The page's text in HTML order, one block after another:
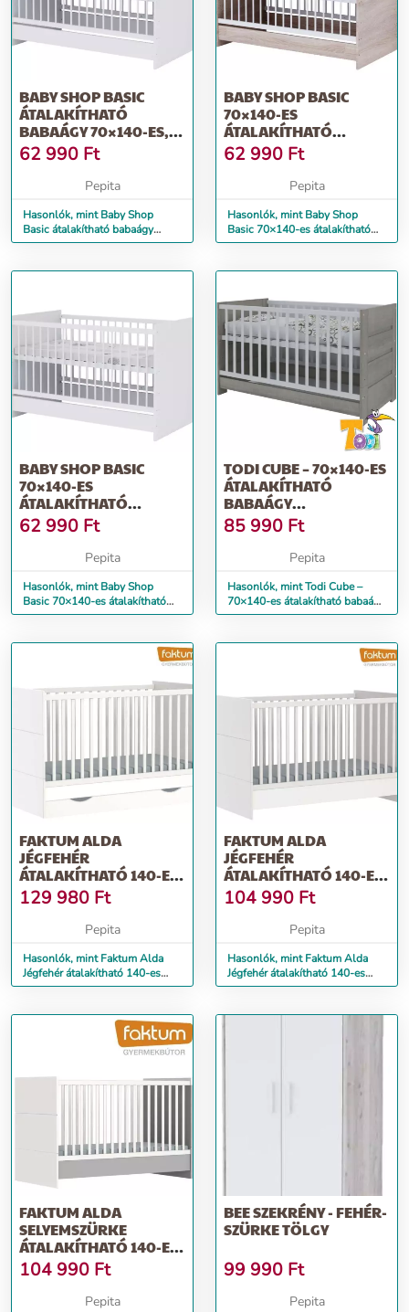
BABY SHOP BASIC
ÁTALAKÍTHATÓ
BABAÁGY 70×140-ES,
BORDÁZOTT FEHÉR
62 990 Ft
Pepita
Hasonlók, mint Baby Shop
Basic átalakítható babaágy
70×140-es, bordázott fehér
BABY SHOP BASIC
70×140-ES
ÁTALAKÍTHATÓ
BABAÁGY - SONOMA
TÖLGY
62 990 Ft
Pepita
Hasonlók, mint Baby Shop
Basic 70×140-es átalakítható
babaágy - sonoma tölgy
BABY SHOP BASIC
70×140-ES
ÁTALAKÍTHATÓ
BABAÁGY -
BORDÁZOTT FEHÉR
62 990 Ft
Pepita
Hasonlók, mint Baby Shop
Basic 70×140-es átalakítható
babaágy - bordázott fehér
TODI CUBE – 70×140-ES
ÁTALAKÍTHATÓ
BABAÁGY
(HAMUSZÜRKE TÖLGY
– MA...
85 990 Ft
Pepita
Hasonlók, mint Todi Cube –
70×140-es átalakítható babaágy
(hamuszürke tölgy – ma...
FAKTUM ALDA
JÉGFEHÉR
ÁTALAKÍTHATÓ 140-ES
BABAÁGY +
ÁGYNEMŰTARTÓ...
129 980 Ft
Pepita
Hasonlók, mint Faktum Alda
Jégfehér átalakítható 140-es
babaágy + ágyneműtartó...
FAKTUM ALDA
JÉGFEHÉR
ÁTALAKÍTHATÓ 140-ES
BABAÁGY - FEHÉR /
MAGASF...
104 990 Ft
Pepita
Hasonlók, mint Faktum Alda
Jégfehér átalakítható 140-es
babaágy - Fehér / magasf...
FAKTUM ALDA
SELYEMSZÜRKE
ÁTALAKÍTHATÓ 140-ES
BABAÁGY - ARCTIC
SZÜ...
104 990 Ft
Pepita
BEE SZEKRÉNY - FEHÉR-
SZÜRKE TÖLGY
99 990 Ft
Pepita